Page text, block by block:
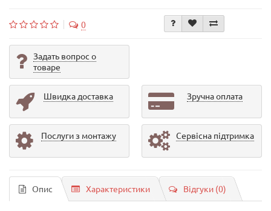
0
Задать вопрос о
товаре
Швидка доставка Зручна оплата
Послуги з монтажу Сервісна підтримка
Опис Характеристики Відгуки (0)